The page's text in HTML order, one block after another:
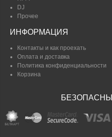
DJ
Прочее
ИНФОРМАЦИЯ
Контакты и как проехать
Оплата и доставка
Политика конфиденциальности
Корзина